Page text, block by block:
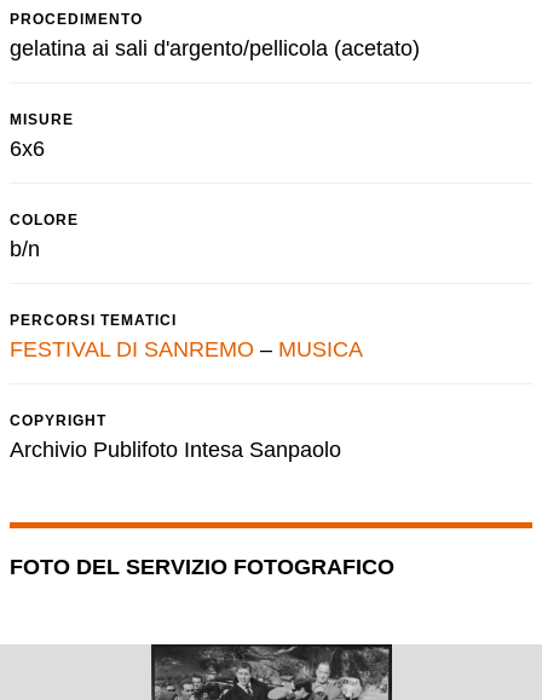
PROCEDIMENTO
gelatina ai sali d'argento/pellicola (acetato)
MISURE
6x6
COLORE
b/n
PERCORSI TEMATICI
FESTIVAL DI SANREMO – MUSICA
COPYRIGHT
Archivio Publifoto Intesa Sanpaolo
FOTO DEL SERVIZIO FOTOGRAFICO